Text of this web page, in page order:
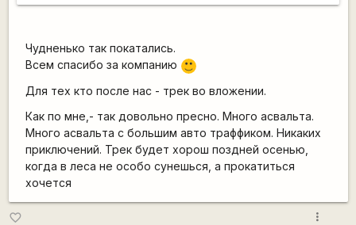
Чудненько так покатались.
Всем спасибо за компанию
:)
Для тех кто после нас - трек во вложении.
Как по мне,- так довольно пресно. Много асвальта.
Много асвальта с большим авто траффиком. Никаких
приключений. Трек будет хорош поздней осенью,
когда в леса не особо сунешься, а прокатиться
хочется
favorite_border more_vert